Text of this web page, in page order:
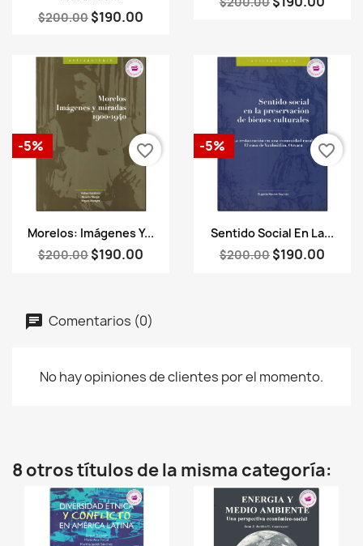
$200.00 $190.00
Vista rápida
Morelos: Imágenes Y...
$200.00 $190.00
-5% favorite_border
Vista rápida
Sentido Social En La...
$200.00 $190.00
-5% favorite_border
Comentarios (0)
No hay opiniones de clientes por el momento.
8 otros títulos de la misma categoría: